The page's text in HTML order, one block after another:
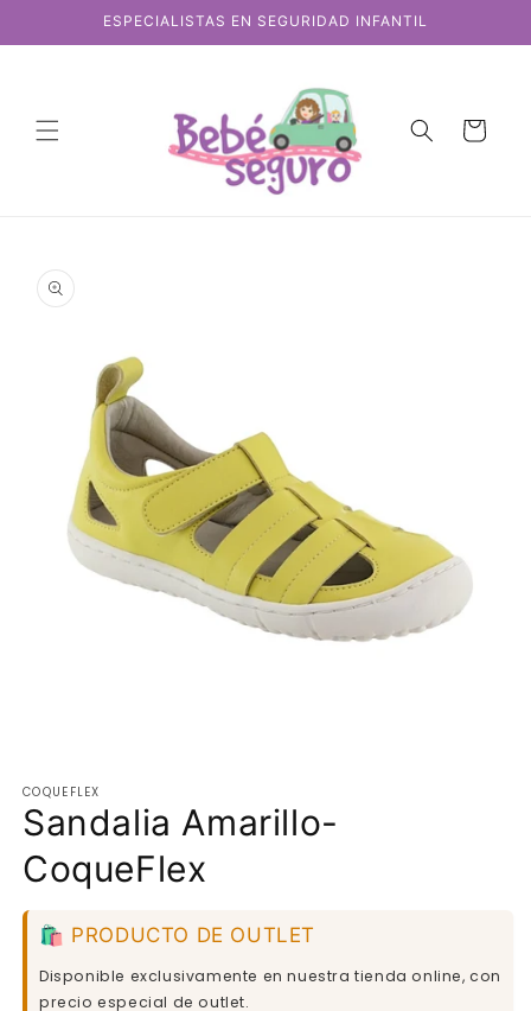
directamente
al contenido
ESPECIALISTAS EN SEGURIDAD INFANTIL
Carrito
a la
información
multimedia
1
en
ventana
modal
COQUEFLEX
Sandalia Amarillo-
CoqueFlex
🛍️ PRODUCTO DE OUTLET
Disponible exclusivamente en nuestra tienda online, con
precio especial de outlet.